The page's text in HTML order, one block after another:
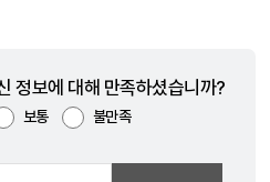
정보에 대해 만족하셨습니까?
보통
불만족